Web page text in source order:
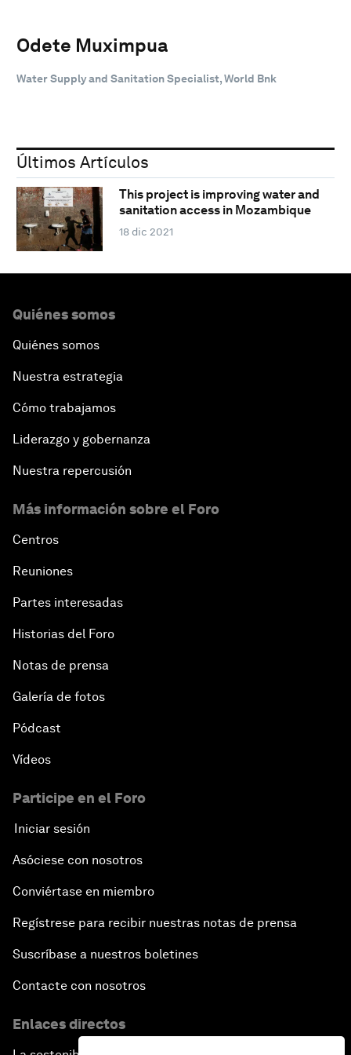
Odete Muximpua
Water Supply and Sanitation Specialist, World Bnk
Últimos Artículos
This project is improving water and
sanitation access in Mozambique
18 dic 2021
Quiénes somos
Quiénes somos
Nuestra estrategia
Cómo trabajamos
Liderazgo y gobernanza
Nuestra repercusión
Más información sobre el Foro
Centros
Reuniones
Partes interesadas
Historias del Foro
Notas de prensa
Galería de fotos
Pódcast
Vídeos
Participe en el Foro
Iniciar sesión
Asóciese con nosotros
Conviértase en miembro
Regístrese para recibir nuestras notas de prensa
Suscríbase a nuestros boletines
Contacte con nosotros
Enlaces directos